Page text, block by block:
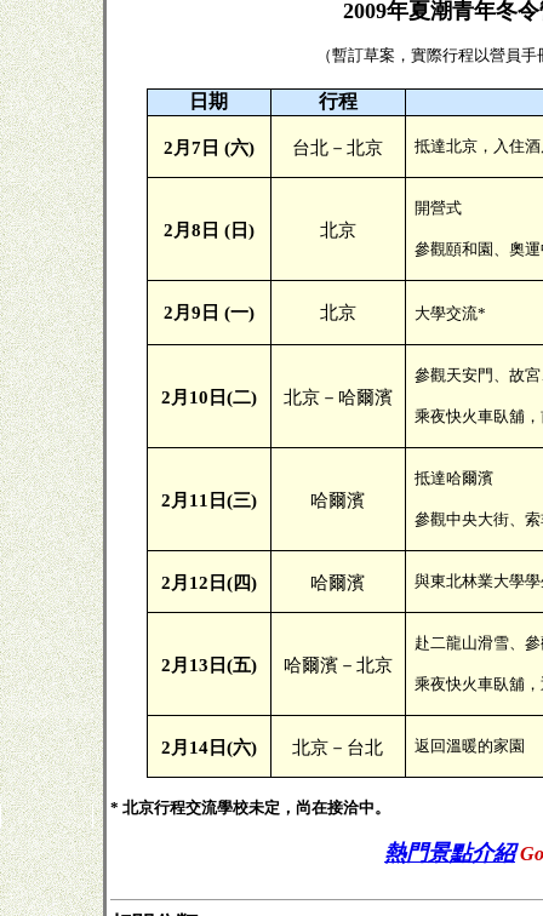
2009年夏潮青年冬
（暫訂草案，實際行程以營員
日期 行程
2 月 7日 (六) 台北－北京 抵達北京，入住
2 月 8 日 (日) 北京
開營式
參觀頤和園、奧
2 月 9 日 (一) 北京 大學交流*
2 月 10 日(二) 北京－哈爾濱
參觀天安門、故
乘夜快火車臥舖
2 月 11 日(三) 哈爾濱
抵達哈爾濱
參觀中央大街、
2 月 12 日(四) 哈爾濱 與東北林業大學
2 月 13 日(五) 哈爾濱－北京
赴二龍山滑雪、
乘夜快火車臥舖
2 月 14日(六) 北京－台北 返回溫暖的家園
* 北京行程交流學校未定，尚在接洽中。
熱門景點介紹